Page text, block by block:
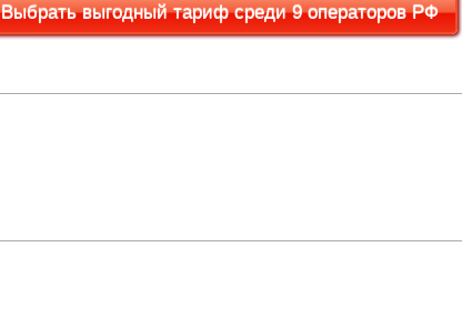
Выбрать выгодный тариф среди 9 операторов РФ